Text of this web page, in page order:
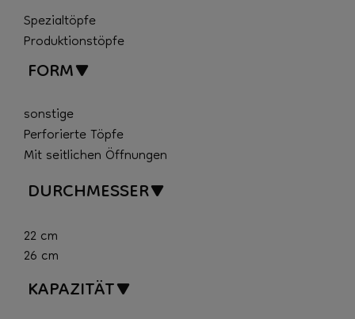
Spezialtöpfe
Produktionstöpfe
FORM
sonstige
Perforierte Töpfe
Mit seitlichen Öffnungen
DURCHMESSER
22 cm
26 cm
KAPAZITÄT